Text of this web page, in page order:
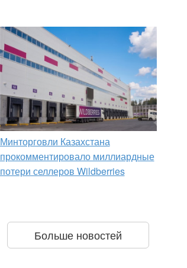
Минторговли Казахстана
прокомментировало миллиардные
потери селлеров Wildberries
Больше новостей